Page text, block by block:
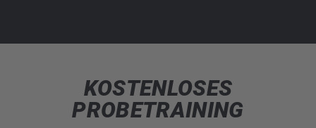
KOSTENLOSES
PROBETRAINING